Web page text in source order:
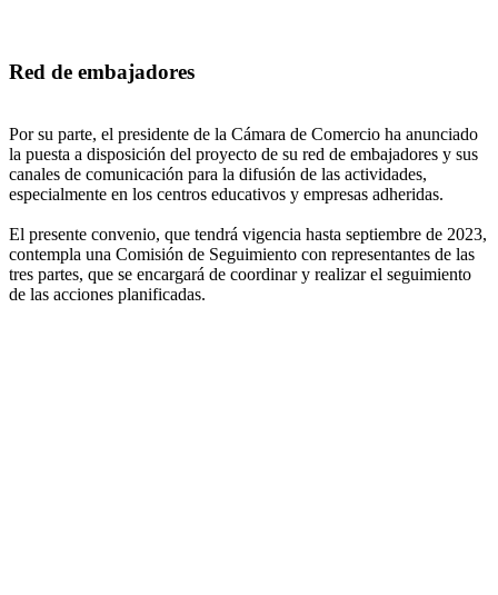
Red de embajadores
Por su parte, el presidente de la Cámara de Comercio ha anunciado
la puesta a disposición del proyecto de su red de embajadores y sus
canales de comunicación para la difusión de las actividades,
especialmente en los centros educativos y empresas adheridas.
El presente convenio, que tendrá vigencia hasta septiembre de 2023,
contempla una Comisión de Seguimiento con representantes de las
tres partes, que se encargará de coordinar y realizar el seguimiento
de las acciones planificadas.